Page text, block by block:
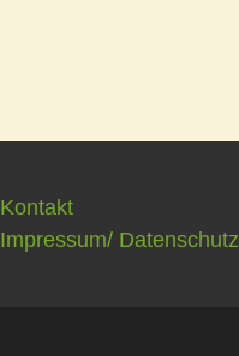
Kontakt
Impressum/ Datenschutz